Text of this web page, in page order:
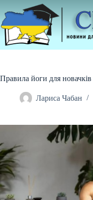
до
вмісту
Правила йоги для новачків
Лариса Чабан